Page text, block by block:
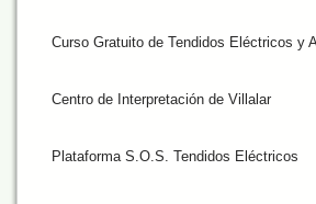
Curso Gratuito de Tendidos Eléctricos y
Centro de Interpretación de Villalar
Plataforma S.O.S. Tendidos Eléctricos